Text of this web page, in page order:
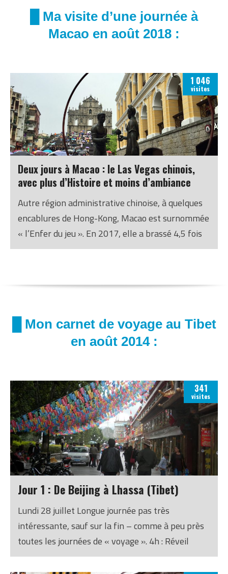
█ Ma visite d’une journée à
Macao en août 2018 :
1 046
visites
Deux jours à Macao : le Las Vegas chinois,
avec plus d’Histoire et moins d’ambiance
Autre région administrative chinoise, à quelques
encablures de Hong-Kong, Macao est surnommée
« l’Enfer du jeu ». En 2017, elle a brassé 4,5 fois
plus d’argent que Las Vegas ! Mais je m’y suis
█ Mon carnet de voyage au Tibet
en août 2014 :
341
visites
Jour 1 : De Beijing à Lhassa (Tibet)
Lundi 28 juillet Longue journée pas très
intéressante, sauf sur la fin – comme à peu près
toutes les journées de « voyage ». 4h : Réveil
4h20 : Taxi pour l’aéroport (prix : 96RMB) 5h :